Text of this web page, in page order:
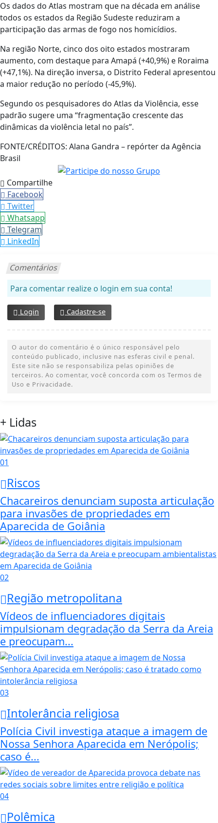
Os dados do Atlas mostram que na década em análise
todos os estados da Região Sudeste reduziram a
participação das armas de fogo nos homicídios.
Na região Norte, cinco dos oito estados mostraram
aumento, com destaque para Amapá (+40,9%) e Roraima
(+47,1%). Na direção inversa, o Distrito Federal apresentou
a maior redução no período (-45,9%).
Segundo os pesquisadores do Atlas da Violência, esse
padrão sugere uma “fragmentação crescente das
dinâmicas da violência letal no país”.
FONTE/CRÉDITOS: Alana Gandra – repórter da Agência
Brasil
Compartilhe
Facebook
Twitter
Whatsapp
Telegram
LinkedIn
Comentários
Para comentar realize o login em sua conta!
Login Cadastre-se
O autor do comentário é o único responsável pelo
conteúdo publicado, inclusive nas esferas civil e penal.
Este site não se responsabiliza pelas opiniões de
terceiros. Ao comentar, você concorda com os Termos de
Uso e Privacidade.
+ Lidas
01
Riscos
Chacareiros denunciam suposta articulação
para invasões de propriedades em
Aparecida de Goiânia
02
Região metropolitana
Vídeos de influenciadores digitais
impulsionam degradação da Serra da Areia
e preocupam...
03
Intolerância religiosa
Polícia Civil investiga ataque a imagem de
Nossa Senhora Aparecida em Nerópolis;
caso é...
04
Polêmica